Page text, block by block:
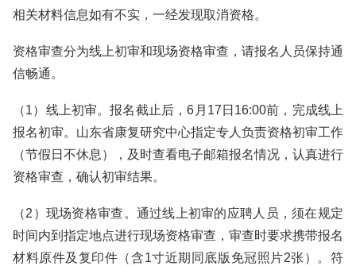
相关材料信息如有不实，一经发现取消资格。
资格审查分为线上初审和现场资格审查，请报名人员保持通
信畅通。
（1）线上初审。报名截止后，6月17日16:00前，完成线上
报名初审。山东省康复研究中心指定专人负责资格初审工作
（节假日不休息），及时查看电子邮箱报名情况，认真进行
资格审查，确认初审结果。
（2）现场资格审查。通过线上初审的应聘人员，须在规定
时间内到指定地点进行现场资格审查，审查时要求携带报名
材料原件及复印件（含1寸近期同底版免冠照片2张）。符